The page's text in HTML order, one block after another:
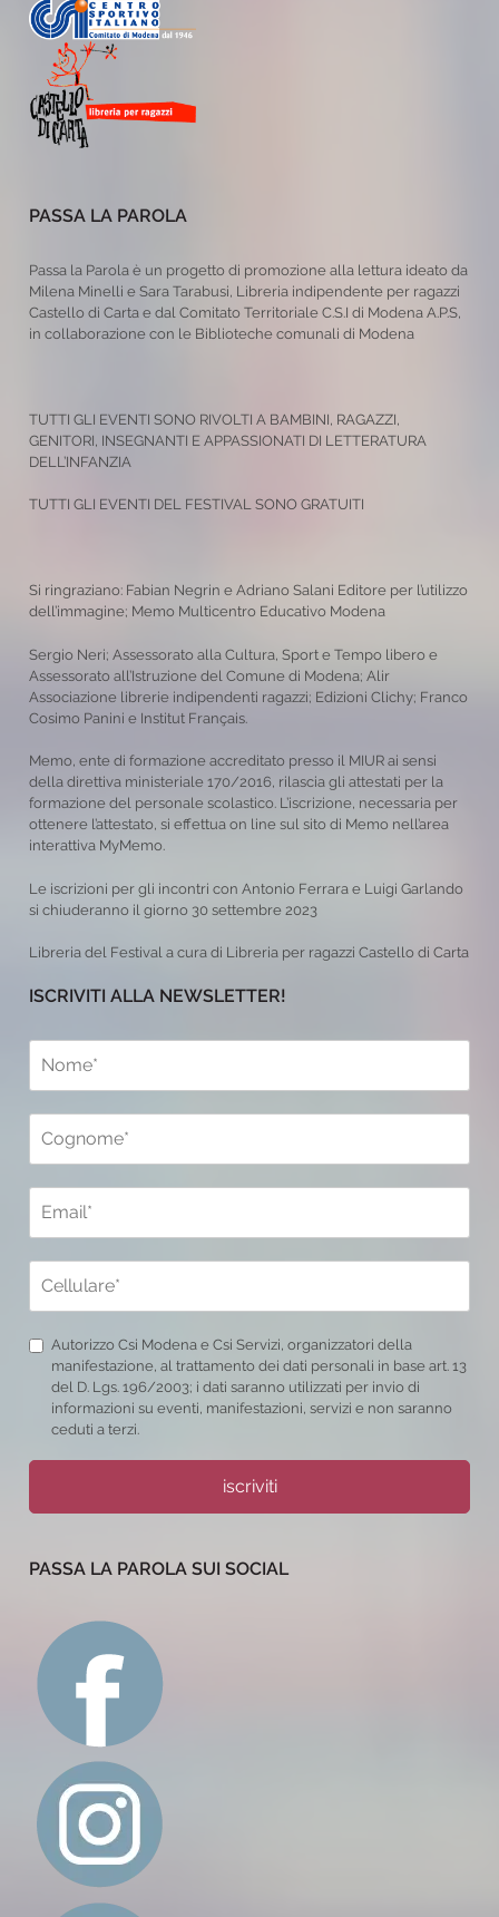
PASSA LA PAROLA
Passa la Parola è un progetto di promozione alla lettura ideato da
Milena Minelli e Sara Tarabusi, Libreria indipendente per ragazzi
Castello di Carta e dal Comitato Territoriale C.S.I di Modena A.P.S,
in collaborazione con le Biblioteche comunali di Modena
TUTTI GLI EVENTI SONO RIVOLTI A BAMBINI, RAGAZZI,
GENITORI, INSEGNANTI E APPASSIONATI DI LETTERATURA
DELL’INFANZIA
TUTTI GLI EVENTI DEL FESTIVAL SONO GRATUITI
Si ringraziano: Fabian Negrin e Adriano Salani Editore per l’utilizzo
dell’immagine; Memo Multicentro Educativo Modena
Sergio Neri; Assessorato alla Cultura, Sport e Tempo libero e
Assessorato all’Istruzione del Comune di Modena; Alir
Associazione librerie indipendenti ragazzi; Edizioni Clichy; Franco
Cosimo Panini e Institut Français.
Memo, ente di formazione accreditato presso il MIUR ai sensi
della direttiva ministeriale 170/2016, rilascia gli attestati per la
formazione del personale scolastico. L’iscrizione, necessaria per
ottenere l’attestato, si effettua on line sul sito di Memo nell’area
interattiva MyMemo.
Le iscrizioni per gli incontri con Antonio Ferrara e Luigi Garlando
si chiuderanno il giorno 30 settembre 2023
Libreria del Festival a cura di Libreria per ragazzi Castello di Carta
ISCRIVITI ALLA NEWSLETTER!
Autorizzo Csi Modena e Csi Servizi, organizzatori della
manifestazione, al trattamento dei dati personali in base art. 13
del D. Lgs. 196/2003; i dati saranno utilizzati per invio di
informazioni su eventi, manifestazioni, servizi e non saranno
ceduti a terzi.
iscriviti
PASSA LA PAROLA SUI SOCIAL